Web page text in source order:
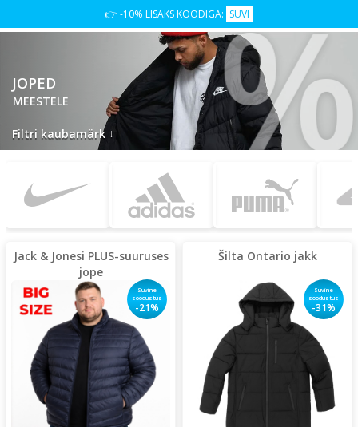
👉 -10% LISAKS KOODIGA: SUVI
Filtri kaubamärk ↓
JOPED
MEESTELE %
Jack & Jonesi PLUS-suuruses
jope
Suvine
soodustus
-21%
Šilta Ontario jakk
Suvine
soodustus
-31%